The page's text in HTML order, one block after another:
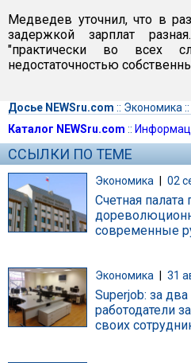
Медведев уточнил, что в
задержкой зарплат
"практически во всех
недостаточностью
Досье NEWSru.com :: Экономика ::
Каталог NEWSru.com ::
ССЫЛКИ ПО ТЕМЕ
Экономика | 02
Счетная
современные
Экономика 31
Superjob: за
работодатели
своих